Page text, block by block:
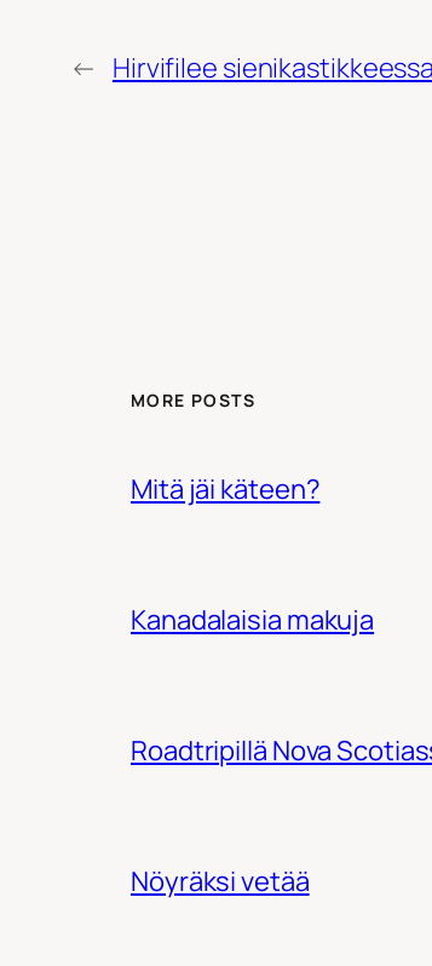
← Hirvifilee sienikastikkeessa
MORE POSTS
Mitä jäi käteen?
Kanadalaisia makuja
Roadtripillä Nova
Nöyräksi vetää